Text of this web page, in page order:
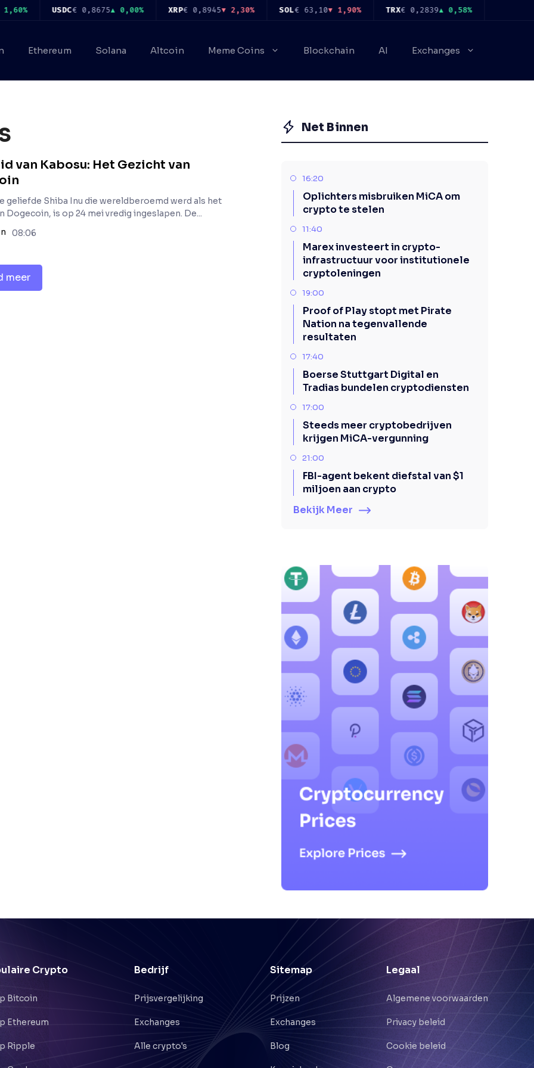
USDC€ 0,8675▲ 0,00% XRP€ 0,8945▼ 2,30% SOL€ 63,10▼ 1,90% TRX€ 0,2839▲ 0,58%
Ethereum Solana Altcoin Meme Coins Blockchain AI Exchanges
van Kabosu: Het Gezicht van
geliefde Shiba Inu die wereldberoemd werd als het
Dogecoin, is op 24 mei vredig ingeslapen. De...
08:06
meer
Net Binnen
16:20
Oplichters misbruiken MiCA om
crypto te stelen
11:40
Marex investeert in crypto-
infrastructuur voor institutionele
cryptoleningen
19:00
Proof of Play stopt met Pirate
Nation na tegenvallende
resultaten
17:40
Boerse Stuttgart Digital en
Tradias bundelen cryptodiensten
17:00
Steeds meer cryptobedrijven
krijgen MiCA-vergunning
21:00
FBI-agent bekent diefstal van $1
miljoen aan crypto
Bekijk Meer
Crypto
Bitcoin
Ethereum
Ripple
Bedrijf
Prijsvergelijking
Exchanges
Alle crypto's
Sitemap
Prijzen
Exchanges
Blog
Legaal
Algemene voorwaarden
Privacy beleid
Cookie beleid